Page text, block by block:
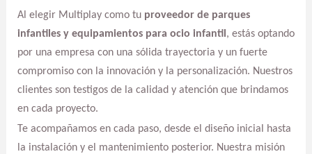
Al elegir Multiplay como tu proveedor de parques
infantiles y equipamientos para ocio infantil , estás optando
por una empresa con una sólida trayectoria y un fuerte
compromiso con la innovación y la personalización. Nuestros
clientes son testigos de la calidad y atención que brindamos
en cada proyecto.
Te acompañamos en cada paso, desde el diseño inicial hasta
la instalación y el mantenimiento posterior. Nuestra misión